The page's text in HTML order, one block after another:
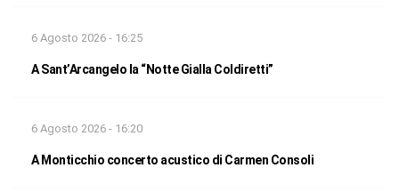
6 Agosto 2026 - 16:25
A Sant’Arcangelo la “Notte Gialla Coldiretti”
6 Agosto 2026 - 16:20
A Monticchio concerto acustico di Carmen Consoli